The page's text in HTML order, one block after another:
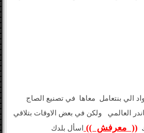
الي بنتعامل معاها في تصنيع الصاج
العالمي ولكن في بعض الاوقات بتلاقي
(( معرفش )) اسأل بلدك